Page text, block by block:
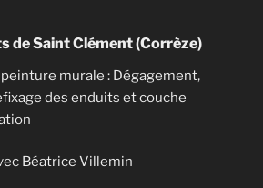
de Saint Clément (Corrèze)
murale : Dégagement,
des enduits et couche
Béatrice Villemin